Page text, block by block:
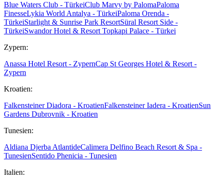
Blue Waters Club - TürkeiClub Marvy by PalomaPaloma
FinesseLykia World Antalya - TürkeiPaloma Orenda -
TürkeiStarlight & Sunrise Park ResortSüral Resort Side -
TürkeiSwandor Hotel & Resort Topkapi Palace - Türkei
Zypern:
Anassa Hotel Resort - ZypernCap St Georges Hotel & Resort -
Zypern
Kroatien:
Falkensteiner Diadora - KroatienFalkensteiner Iadera - KroatienSun
Gardens Dubrovnik - Kroatien
Tunesien:
Aldiana Djerba AtlantideCalimera Delfino Beach Resort & Spa -
TunesienSentido Phenicia - Tunesien
Italien: